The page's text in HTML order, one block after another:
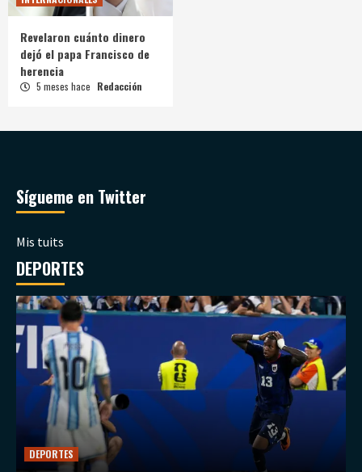
Revelaron cuánto dinero
dejó el papa Francisco de
herencia
5 meses hace Redacción
Sígueme en Twitter
Mis tuits
DEPORTES
DEPORTES